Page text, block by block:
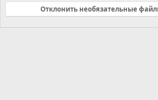
Связь с нами
Условия и правила
Политика конфиденциальности
Справка
Отклонить необязательные